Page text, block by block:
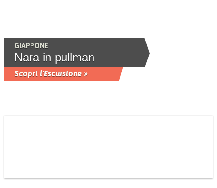
GIAPPONE
Nara in pullman
Scopri l'Escursione »